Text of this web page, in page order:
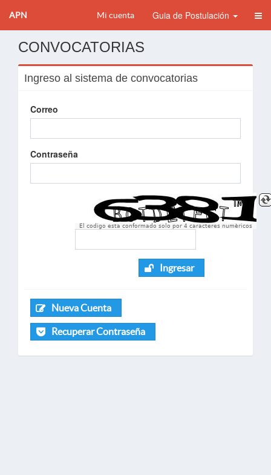
APN Mi cuenta Guia de Postulación
CONVOCATORIAS
Ingreso al sistema de convocatorias
Correo
Contraseña
El codigo esta conformado solo por 4 caracteres numèricos
Ingresar
Nueva Cuenta
Recuperar Contraseña